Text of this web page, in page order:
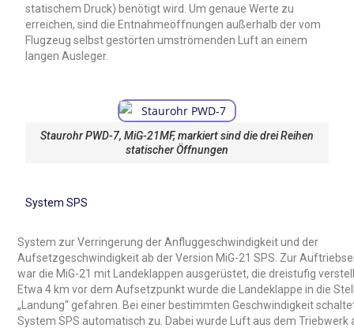
statischem Druck) benötigt wird. Um genaue Werte zu
erreichen, sind die Entnahmeöffnungen außerhalb der vom
Flugzeug selbst gestörten umströmenden Luft an einem
langen Ausleger.
Staurohr PWD-7, MiG-21MF, markiert sind die drei Reihen
statischer Öffnungen
System SPS
System zur Verringerung der Anfluggeschwindigkeit und der
Aufsetzgeschwindigkeit ab der Version MiG-21 SPS. Zur
war die MiG-21 mit Landeklappen ausgerüstet, die dreistufig
Etwa 4 km vor dem Aufsetzpunkt wurde die Landeklappe in die
„Landung“ gefahren. Bei einer bestimmten Geschwindigkeit
System SPS automatisch zu. Dabei wurde Luft aus dem